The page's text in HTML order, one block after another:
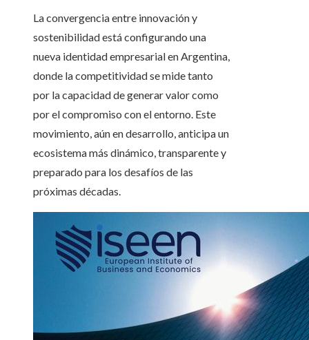
La convergencia entre innovación y
sostenibilidad está configurando una
nueva identidad empresarial en Argentina,
donde la competitividad se mide tanto
por la capacidad de generar valor como
por el compromiso con el entorno. Este
movimiento, aún en desarrollo, anticipa un
ecosistema más dinámico, transparente y
preparado para los desafíos de las
próximas décadas.